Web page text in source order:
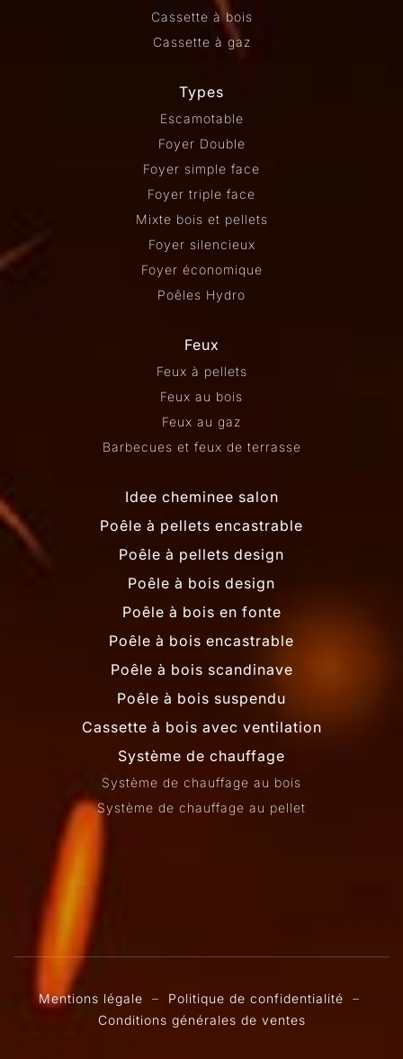
Cassette à bois
Cassette à gaz
Types
Escamotable
Foyer Double
Foyer simple face
Foyer triple face
Mixte bois et pellets
Foyer silencieux
Foyer économique
Poêles Hydro
Feux
Feux à pellets
Feux au bois
Feux au gaz
Barbecues et feux de terrasse
Idee cheminee salon
Poêle à pellets encastrable
Poêle à pellets design
Poêle à bois design
Poêle à bois en fonte
Poêle à bois encastrable
Poêle à bois scandinave
Poêle à bois suspendu
Cassette à bois avec ventilation
Système de chauffage
Système de chauffage au bois
Système de chauffage au pellet
Mentions légale – Politique de confidentialité –
Conditions générales de ventes